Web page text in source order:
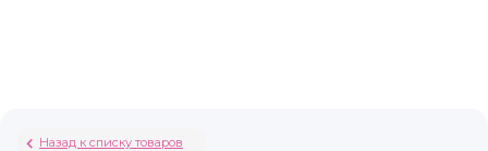
Назад к списку товаров